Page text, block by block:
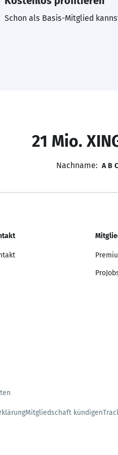
Schon als Basis-Mitglied
21 Mio.
Nachname: A B C
Mitgliedschaft kündigen